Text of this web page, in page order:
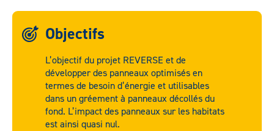
Objectifs
L’objectif du projet REVERSE et de
développer des panneaux optimisés en
termes de besoin d’énergie et utilisables
dans un gréement à panneaux décollés du
fond. L’impact des panneaux sur les habitats
est ainsi quasi nul.